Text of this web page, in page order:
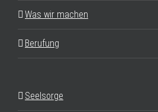
Was wir machen
Berufung
Seelsorge